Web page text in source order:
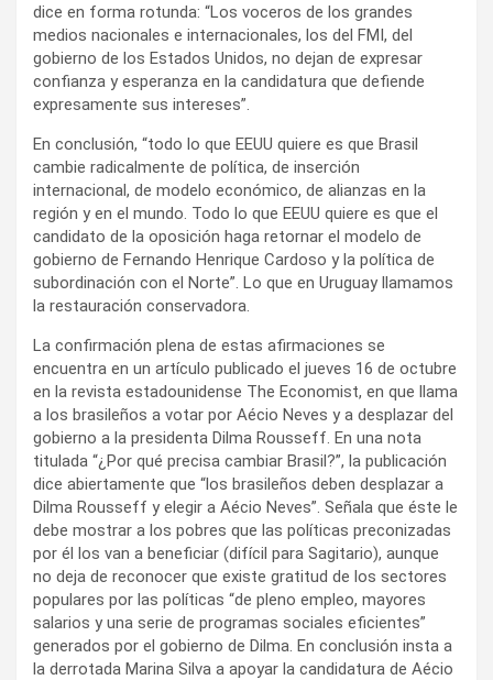
dice en forma rotunda: “Los voceros de los grandes
medios nacionales e internacionales, los del FMI, del
gobierno de los Estados Unidos, no dejan de expresar
confianza y esperanza en la candidatura que defiende
expresamente sus intereses”.
En conclusión, “todo lo que EEUU quiere es que Brasil
cambie radicalmente de política, de inserción
internacional, de modelo económico, de alianzas en la
región y en el mundo. Todo lo que EEUU quiere es que el
candidato de la oposición haga retornar el modelo de
gobierno de Fernando Henrique Cardoso y la política de
subordinación con el Norte”. Lo que en Uruguay llamamos
la restauración conservadora.
La confirmación plena de estas afirmaciones se
encuentra en un artículo publicado el jueves 16 de octubre
en la revista estadounidense The Economist, en que llama
a los brasileños a votar por Aécio Neves y a desplazar del
gobierno a la presidenta Dilma Rousseff. En una nota
titulada “¿Por qué precisa cambiar Brasil?”, la publicación
dice abiertamente que “los brasileños deben desplazar a
Dilma Rousseff y elegir a Aécio Neves”. Señala que éste le
debe mostrar a los pobres que las políticas preconizadas
por él los van a beneficiar (difícil para Sagitario), aunque
no deja de reconocer que existe gratitud de los sectores
populares por las políticas “de pleno empleo, mayores
salarios y una serie de programas sociales eficientes”
generados por el gobierno de Dilma. En conclusión insta a
la derrotada Marina Silva a apoyar la candidatura de Aécio